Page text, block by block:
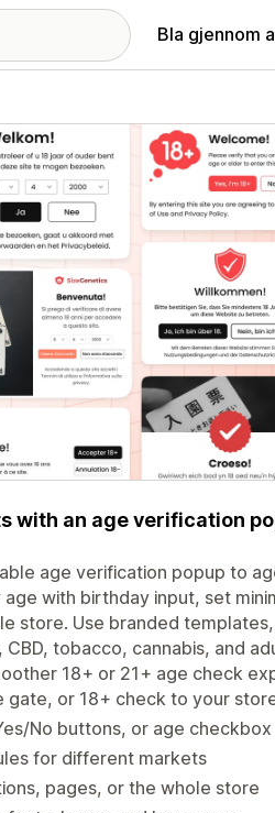
Bla gjennom
an age verification
age verification popup to
with birthday input, set
store. Use branded
tobacco, cannabis, and
18+ or 21+ age check
gate, or 18+ check to your
No buttons, or age checkbox
for different markets
pages, or the whole store